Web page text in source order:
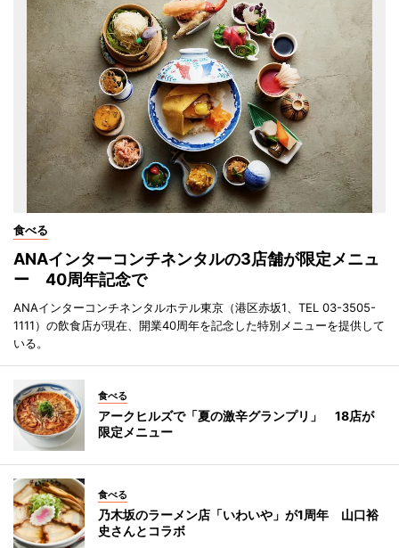
食べる
ANAインターコンチネンタルの3店舗が限定メニュ
ー 40周年記念で
ANAインターコンチネンタルホテル東京（港区赤坂1、TEL 03-3505-
1111）の飲食店が現在、開業40周年を記念した特別メニューを提供して
いる。
食べる
アークヒルズで「夏の激辛グランプリ」 18店が
限定メニュー
食べる
乃木坂のラーメン店「いわいや」が1周年 山口裕
史さんとコラボ